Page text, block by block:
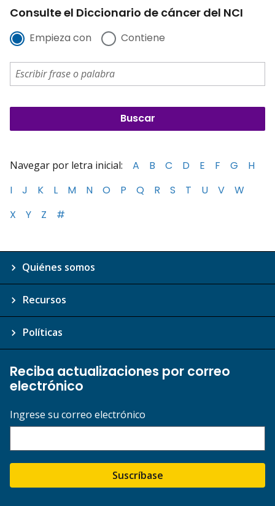
Consulte el Diccionario de cáncer del NCI
Empieza con Contiene
Navegar por letra inicial: A B C D E F G
H
I
J K L M N O P Q R S T U V
W
X
Y Z #
Quiénes somos
Recursos
Políticas
Reciba actualizaciones por correo
electrónico
Ingrese su correo electrónico
Suscríbase